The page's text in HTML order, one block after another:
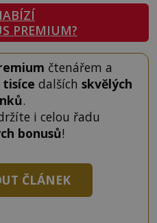
PREMIUM?
čtenářem a
tisíce dalších skvělých
.
i celou řadu
bonusů!
ČLÁNEK